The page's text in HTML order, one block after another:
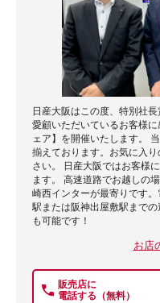
日産大阪はこの度、特別社
愛顧いただいているお客様
ェア】を開催いたします。
揃えております。お気に入
さい。 日産大阪ではお客様
ます。 高速道路でお越しの
崎西インターが最寄りです
駅または阪神出屋敷駅まで
も可能です！
お店
販売店に
電話する（無料）